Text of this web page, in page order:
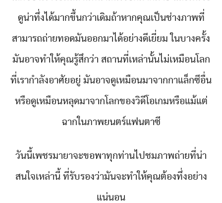
ดูน่าทึ่งได้มากขึ้นกว่าเดิมถ้าหากคุณเป็นช่างภาพที่
สามารถถ่ายทอดมันออกมาได้อย่างดีเยี่ยม ในบางครั้ง
มันอาจทำให้คุณรู้สึกว่า สถานที่เหล่านั้นไม่เหมือนโลก
ที่เรากำลังอาศัยอยู่ มันอาจดูเหมือนมาจากกาแล็กซีอื่น
หรือดูเหมือนหลุดมาจากโลกของวิดีโอเกมหรือแม้แต่
ฉากในภาพยนตร์แฟนตาซี
วันนี้เพชรมายาจะขอพาทุกท่านไปชมภาพถ่ายที่น่า
สนใจเหล่านี้ ที่รับรองว่ามันจะทำให้คุณต้องทึ่งอย่าง
แน่นอน